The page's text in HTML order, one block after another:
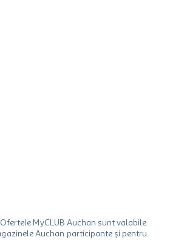
MyCLUB Auchan sunt valabile
Auchan participante și pentru